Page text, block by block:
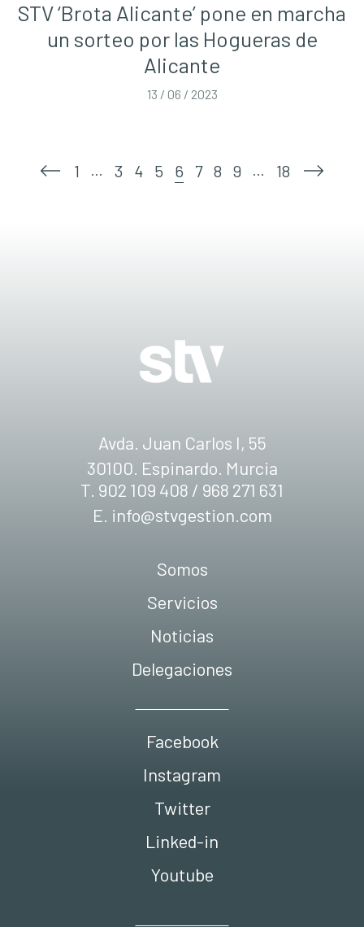
STV ‘Brota Alicante’ pone en marcha
un sorteo por las Hogueras de
Alicante
13 / 06 / 2023
1 … 3 4 5 6 7 8 9 … 18
Avda. Juan Carlos I, 55
30100. Espinardo. Murcia
T. 902 109 408 / 968 271 631
E. info@stvgestion.com
Somos
Servicios
Noticias
Delegaciones
Facebook
Instagram
Twitter
Linked-in
Youtube